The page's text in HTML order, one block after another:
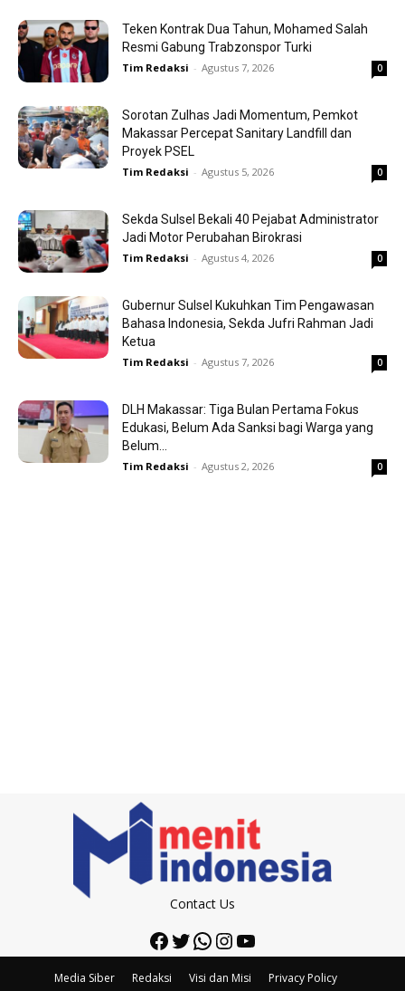
Teken Kontrak Dua Tahun, Mohamed Salah
Resmi Gabung Trabzonspor Turki
Tim Redaksi - Agustus 7, 2026 0
Sorotan Zulhas Jadi Momentum, Pemkot
Makassar Percepat Sanitary Landfill dan
Proyek PSEL
Tim Redaksi - Agustus 5, 2026 0
Sekda Sulsel Bekali 40 Pejabat Administrator
Jadi Motor Perubahan Birokrasi
Tim Redaksi - Agustus 4, 2026 0
Gubernur Sulsel Kukuhkan Tim Pengawasan
Bahasa Indonesia, Sekda Jufri Rahman Jadi
Ketua
Tim Redaksi - Agustus 7, 2026 0
DLH Makassar: Tiga Bulan Pertama Fokus
Edukasi, Belum Ada Sanksi bagi Warga yang
Belum...
Tim Redaksi - Agustus 2, 2026 0
Contact Us
Facebook
Twitter
WhatsApp
Instagram
YouTube
Media Siber Redaksi Visi dan Misi
Privacy Policy